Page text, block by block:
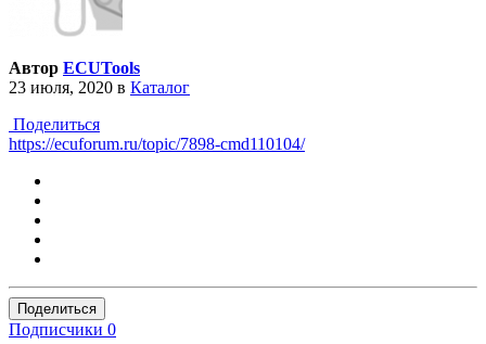
Автор ECUTools
23 июля, 2020 в Каталог
Поделиться
https://ecuforum.ru/topic/7898-cmd110104/
Поделиться
Подписчики 0